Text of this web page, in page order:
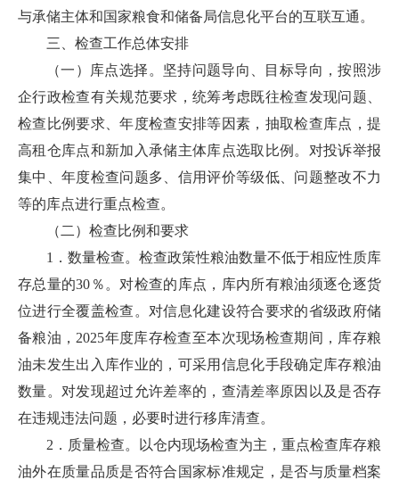
与承储主体和国家粮食和储备局信息化平台的互联互通。
三、检查工作总体安排
（一）库点选择。坚持问题导向、目标导向，按照涉
企行政检查有关规范要求，统筹考虑既往检查发现问题、
检查比例要求、年度检查安排等因素，抽取检查库点，提
高租仓库点和新加入承储主体库点选取比例。对投诉举报
集中、年度检查问题多、信用评价等级低、问题整改不力
等的库点进行重点检查。
（二）检查比例和要求
1．数量检查。检查政策性粮油数量不低于相应性质库
存总量的30％。对检查的库点，库内所有粮油须逐仓逐货
位进行全覆盖检查。对信息化建设符合要求的省级政府储
备粮油，2025年度库存检查至本次现场检查期间，库存粮
油未发生出入库作业的，可采用信息化手段确定库存粮油
数量。对发现超过允许差率的，查清差率原因以及是否存
在违规违法问题，必要时进行移库清查。
2．质量检查。以仓内现场检查为主，重点检查库存粮
油外在质量品质是否符合国家标准规定，是否与质量档案